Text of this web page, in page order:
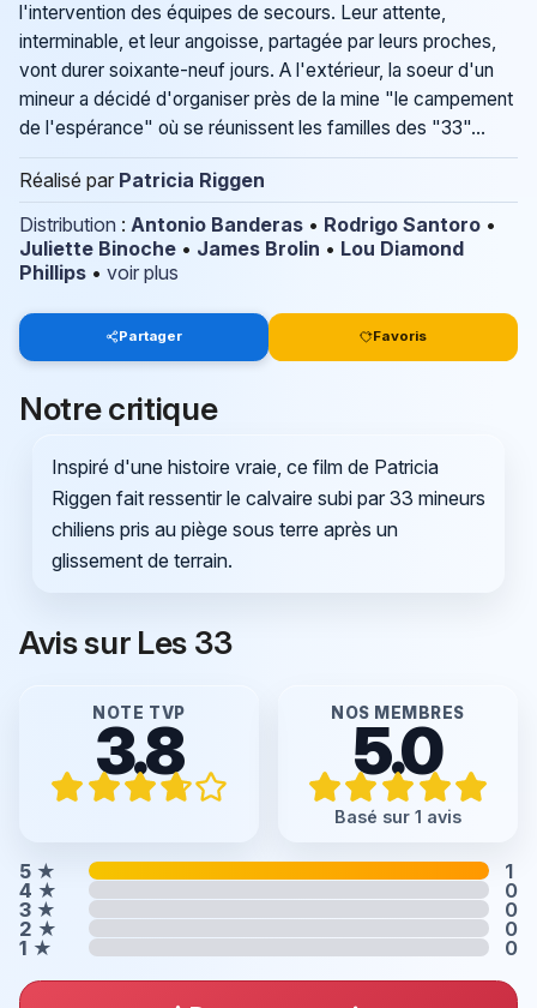
l'intervention des équipes de secours. Leur attente,
interminable, et leur angoisse, partagée par leurs proches,
vont durer soixante-neuf jours. A l'extérieur, la soeur d'un
mineur a décidé d'organiser près de la mine "le campement
de l'espérance" où se réunissent les familles des "33"...
Réalisé par Patricia Riggen
Distribution : Antonio Banderas • Rodrigo Santoro •
Juliette Binoche • James Brolin • Lou Diamond
Phillips • voir plus
Partager Favoris
Notre critique
Inspiré d'une histoire vraie, ce film de Patricia
Riggen fait ressentir le calvaire subi par 33 mineurs
chiliens pris au piège sous terre après un
glissement de terrain.
Avis sur Les 33
NOTE TVP
3.8 NOS MEMBRES
5.0
Basé sur 1 avis
5 ★
1
4 ★
0
3 ★
0
2 ★
0
1 ★ 0